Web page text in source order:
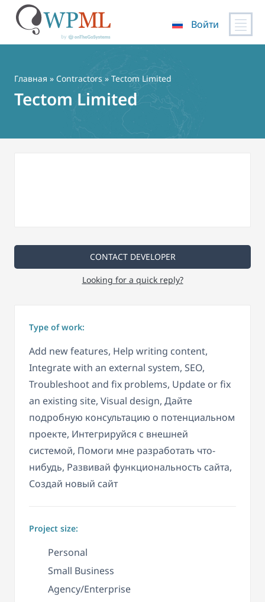
содержимому
Войти
Главная » Contractors » Tectom Limited
Tectom Limited
CONTACT DEVELOPER
Looking for a quick reply?
Type of work:
Add new features, Help writing content,
Integrate with an external system, SEO,
Troubleshoot and fix problems, Update or fix
an existing site, Visual design, Дайте
подробную консультацию о потенциальном
проекте, Интегрируйся с внешней
системой, Помоги мне разработать что-
нибудь, Развивай функциональность сайта,
Создай новый сайт
Project size:
Personal
Small Business
Agency/Enterprise